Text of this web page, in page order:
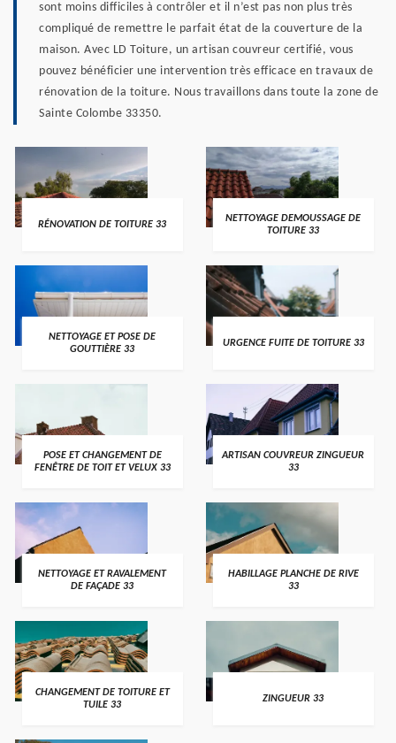
sont moins difficiles à contrôler et il n’est pas non plus très
compliqué de remettre le parfait état de la couverture de la
maison. Avec LD Toiture, un artisan couvreur certifié, vous
pouvez bénéficier une intervention très efficace en travaux de
rénovation de la toiture. Nous travaillons dans toute la zone de
Sainte Colombe 33350.
RÉNOVATION DE TOITURE 33
NETTOYAGE DEMOUSSAGE DE
TOITURE 33
NETTOYAGE ET POSE DE
GOUTTIÈRE 33
URGENCE FUITE DE TOITURE 33
POSE ET CHANGEMENT DE
FENÊTRE DE TOIT ET VELUX 33
ARTISAN COUVREUR ZINGUEUR
33
NETTOYAGE ET RAVALEMENT
DE FAÇADE 33
HABILLAGE PLANCHE DE RIVE
33
CHANGEMENT DE TOITURE ET
TUILE 33
ZINGUEUR 33